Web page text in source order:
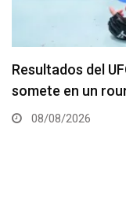
Se presenta un
Apex
08/08/2026